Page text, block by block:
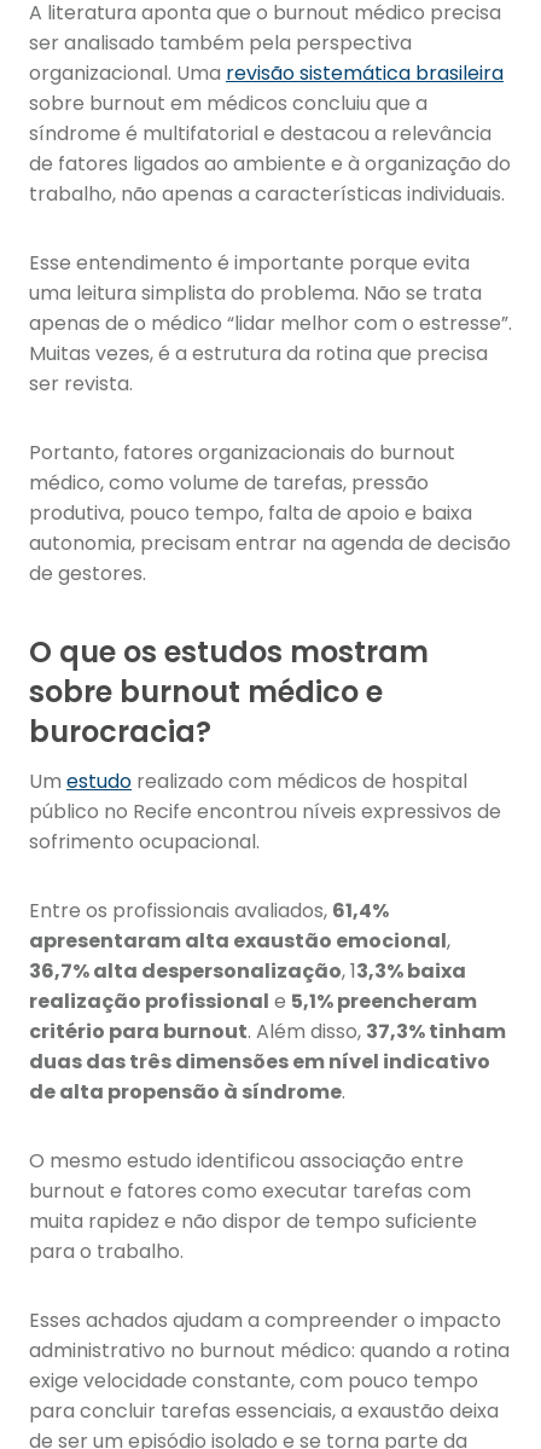
A literatura aponta que o burnout médico precisa
ser analisado também pela perspectiva
organizacional. Uma revisão sistemática brasileira
sobre burnout em médicos concluiu que a
síndrome é multifatorial e destacou a relevância
de fatores ligados ao ambiente e à organização do
trabalho, não apenas a características individuais.
Esse entendimento é importante porque evita
uma leitura simplista do problema. Não se trata
apenas de o médico “lidar melhor com o estresse”.
Muitas vezes, é a estrutura da rotina que precisa
ser revista.
Portanto, fatores organizacionais do burnout
médico, como volume de tarefas, pressão
produtiva, pouco tempo, falta de apoio e baixa
autonomia, precisam entrar na agenda de decisão
de gestores.
O que os estudos mostram
sobre burnout médico e
burocracia?
Um estudo realizado com médicos de hospital
público no Recife encontrou níveis expressivos de
sofrimento ocupacional.
Entre os profissionais avaliados, 61,4%
apresentaram alta exaustão emocional,
36,7% alta despersonalização, 13,3% baixa
realização profissional e 5,1% preencheram
critério para burnout. Além disso, 37,3% tinham
duas das três dimensões em nível indicativo
de alta propensão à síndrome.
O mesmo estudo identificou associação entre
burnout e fatores como executar tarefas com
muita rapidez e não dispor de tempo suficiente
para o trabalho.
Esses achados ajudam a compreender o impacto
administrativo no burnout médico: quando a rotina
exige velocidade constante, com pouco tempo
para concluir tarefas essenciais, a exaustão deixa
de ser um episódio isolado e se torna parte da